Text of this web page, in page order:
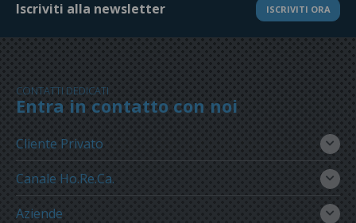
Iscriviti alla newsletter ISCRIVITI ORA
CONTATTI DEDICATI
Entra in contatto con noi
Cliente Privato
Canale Ho.Re.Ca.
Aziende